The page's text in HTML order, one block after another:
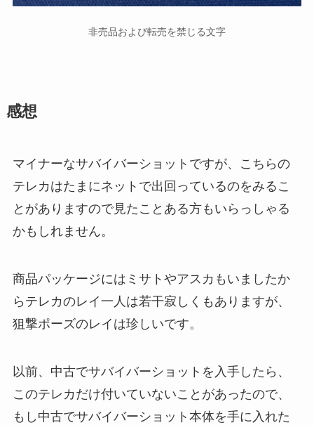
非売品および転売を禁じる文字
感想
マイナーなサバイバーショットですが、こちらの
テレカはたまにネットで出回っているのをみるこ
とがありますので見たことある方もいらっしゃる
かもしれません。
商品パッケージにはミサトやアスカもいましたか
らテレカのレイ一人は若干寂しくもありますが、
狙撃ポーズのレイは珍しいです。
以前、中古でサバイバーショットを入手したら、
このテレカだけ付いていないことがあったので、
もし中古でサバイバーショット本体を手に入れた